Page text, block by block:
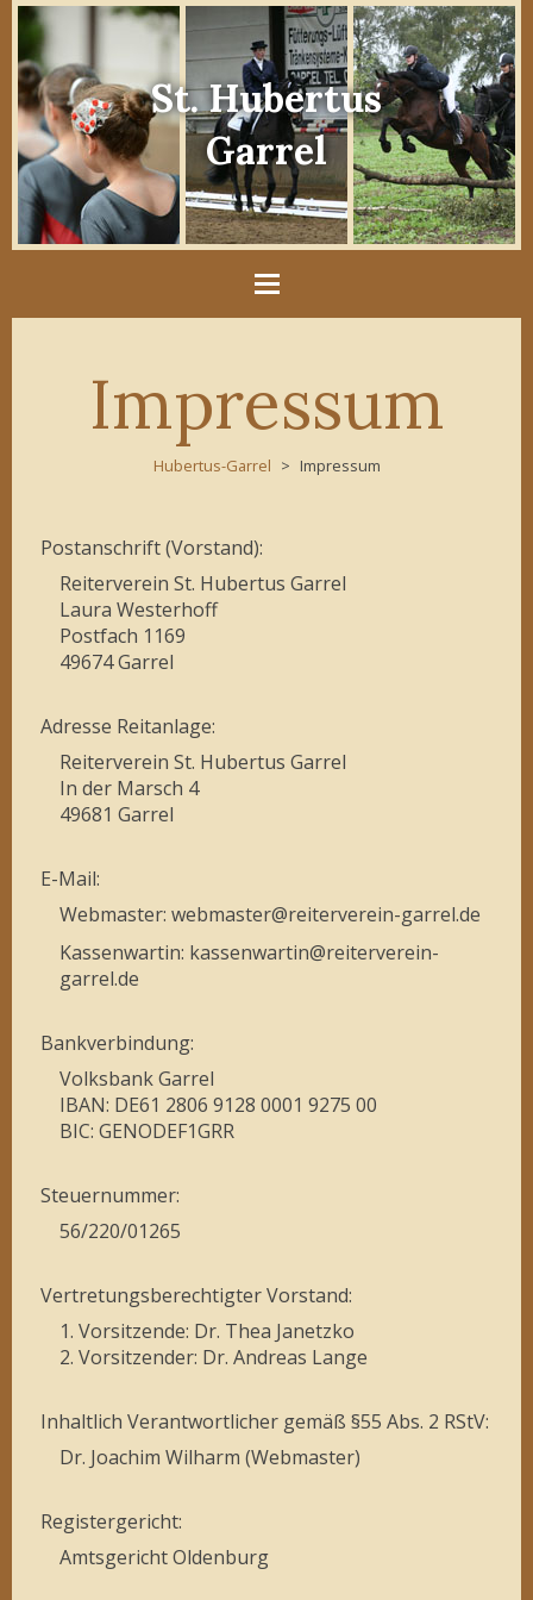
St. Hubertus
Garrel
Impressum
Hubertus-Garrel Impressum
Postanschrift (Vorstand):
Reiterverein St. Hubertus Garrel
Laura Westerhoff
Postfach 1169
49674 Garrel
Adresse Reitanlage:
Reiterverein St. Hubertus Garrel
In der Marsch 4
49681 Garrel
E-Mail:
Webmaster: webmaster@reiterverein-garrel.de
Kassenwartin: kassenwartin@reiterverein-
garrel.de
Bankverbindung:
Volksbank Garrel
IBAN: DE61 2806 9128 0001 9275 00
BIC: GENODEF1GRR
Steuernummer:
56/220/01265
Vertretungsberechtigter Vorstand:
1. Vorsitzende: Dr. Thea Janetzko
2. Vorsitzender: Dr. Andreas Lange
Inhaltlich Verantwortlicher gemäß §55 Abs. 2 RStV:
Dr. Joachim Wilharm (Webmaster)
Registergericht:
Amtsgericht Oldenburg